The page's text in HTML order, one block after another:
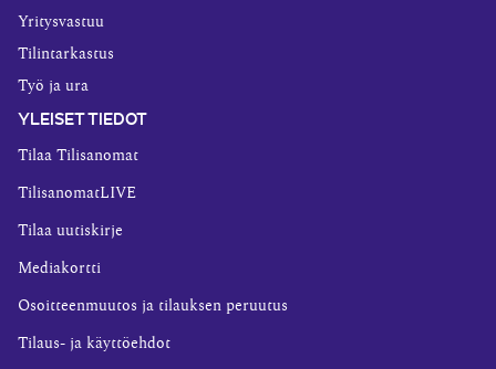
Yritysvastuu
Tilintarkastus
Työ ja ura
YLEISET TIEDOT
Tilaa Tilisanomat
TilisanomatLIVE
Tilaa uutiskirje
Mediakortti
Osoitteenmuutos ja tilauksen peruutus
Tilaus- ja käyttöehdot